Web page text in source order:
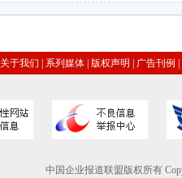
关于我们 系列媒体 版权声明 广告刊例
中国企业报道联盟版权所有